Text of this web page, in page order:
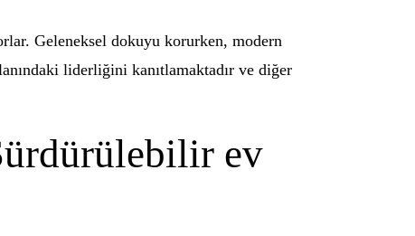
Geleneksel dokuyu korurken, modern
liderliğini kanıtlamaktadır ve diğer
ev